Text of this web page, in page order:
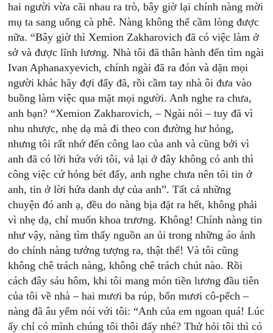
hai người vừa cãi nhau ra trò, bây giờ lại chính nàng mời
mụ ta sang uống cà phê. Nàng không thể cầm lòng được
nữa. “Bây giờ thì Xemion Zakharovich đã có việc làm ở
sở và được lĩnh lương. Nhà tôi đã thân hành đến tìm ngài
Ivan Aphanaxyevich, chính ngài đã ra đón và dặn mọi
người khác hãy đợi đấy đã, rồi cầm tay nhà ôi đưa vào
buồng làm việc qua mặt mọi người. Anh nghe ra chưa,
anh bạn? “Xemion Zakharovich, – Ngài nói – tuy đã vì
nhu nhược, nhẹ dạ mà đi theo con đường hư hỏng,
nhưng tôi rất nhớ đến công lao của anh và cũng bởi vì
anh đã có lời hứa với tôi, vả lại ở đây không có anh thì
công việc cứ hỏng bét đấy, anh nghe chưa nên tôi tin ở
anh, tin ở lời hứa danh dự của anh”. Tất cả những
chuyện đó anh ạ, đều do nàng bịa đặt ra hết, không phải
vì nhẹ dạ, chỉ muốn khoa trương. Không! Chính nàng tin
như vậy, nàng tìm thấy nguồn an ủi trong những áo ảnh
do chính nàng tưởng tượng ra, thật thế! Và tôi cũng
không chê trách nàng, không chê trách chút nào. Rồi
cách đây sáu hôm, khi tôi mang món tiền lương đầu tiên
của tôi về nhà – hai mươi ba rúp, bốn mươi cô-pếch –
nàng đã âu yếm nói với tôi: “Anh của em ngoan quá! Lúc
ấy chỉ có mình chúng tôi thôi đấy nhé? Thử hỏi tôi thì có